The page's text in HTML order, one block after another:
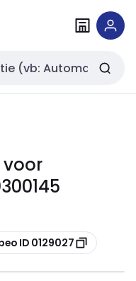
voor
ID 0129027